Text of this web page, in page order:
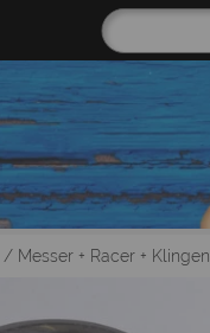
/ Messer + Racer + Klingen